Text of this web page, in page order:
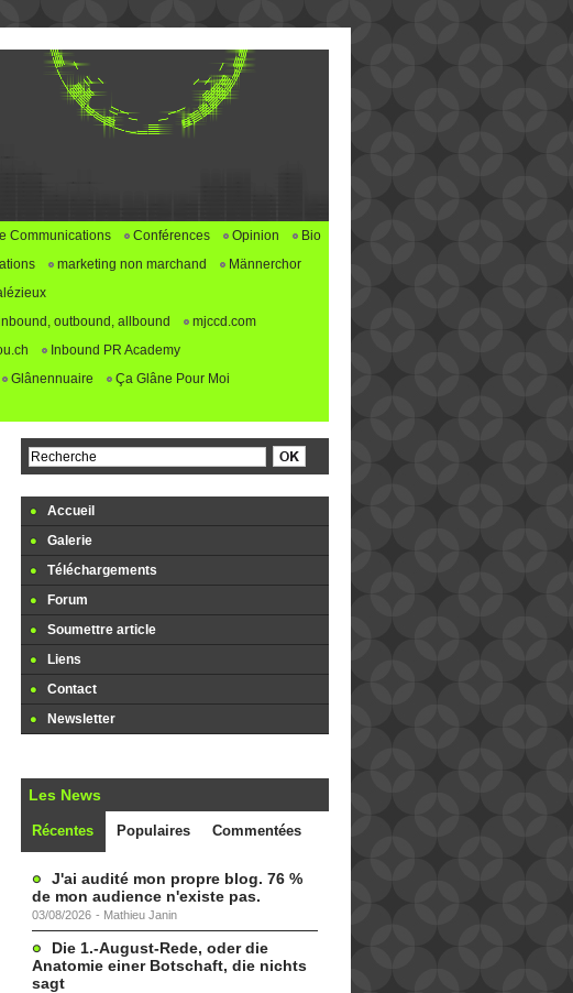
Communications Conférences Opinion
Bio
marketing non marchand
Männerchor
outbound, allbound
mjccd.com
Inbound PR Academy
Glânennuaire
Ça Glâne Pour Moi
Accueil
Galerie
Téléchargements
Forum
Soumettre article
Liens
Contact
Newsletter
Les News
Récentes Populaires Commentées
J'ai audité mon propre blog. 76 %
de mon audience n'existe pas.
03/08/2026 - Mathieu Janin
Die 1.-August-Rede, oder die
Anatomie einer Botschaft, die nichts
sagt